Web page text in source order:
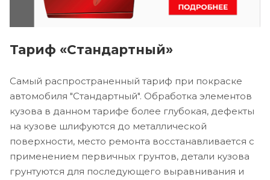
Тариф «Стандартный»
Самый распространенный тариф при покраске
автомобиля "Стандартный". Обработка элементов
кузова в данном тарифе более глубокая, дефекты
на кузове шлифуются до металлической
поверхности, место ремонта восстанавливается с
применением первичных грунтов, детали кузова
грунтуются для последующего выравнивания и